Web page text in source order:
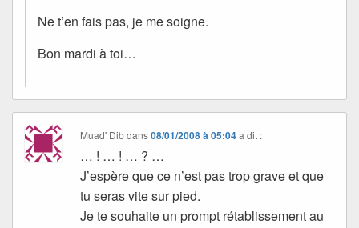
Ne t’en fais pas, je me soigne.
Bon mardi à toi…
Muad' Dibdans08/01/2008 à 05:04 a dit :
… ! … ! … ? …
J’espère que ce n’est pas trop grave et que
tu seras vite sur pied.
Je te souhaite un prompt rétablissement au